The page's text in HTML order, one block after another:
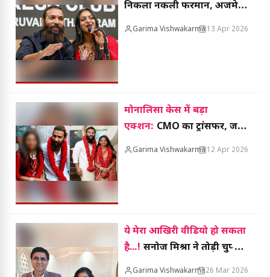
निकला नकली फरमान, अजमेर
से जोधपुर तक तलाश जारी, क्या
Garima Vishwakarma13 Apr 2026
मोनालिसा केस में बड़ा
एक्शन: CMO का ट्रांसफर, जन्म
प्रमाण पत्र रद्द, जांच में नाबालिग
Garima Vishwakarma12 Apr 2026
ये मेरा आखिरी वीडियो हो सकता
है...! सनोज मिश्रा ने तोड़ी चुप्पी,
कहा- जिहादियों ने मोनालिसा को
Garima Vishwakarma26 Mar 2026